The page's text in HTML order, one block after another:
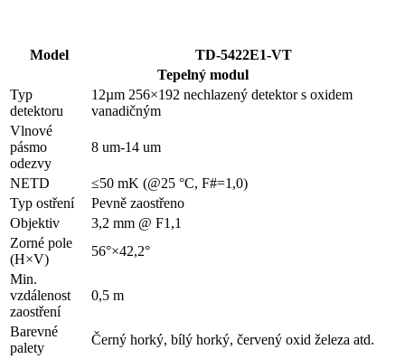
Model
TD-5422E1-VT
Tepelný modul
Typ
detektoru
12µm 256×192 nechlazený detektor s oxidem
vanadičným
Vlnové
pásmo
odezvy
8 um-14 um
NETD
≤50 mK (@25 °C, F#=1,0)
Typ ostření
Pevně zaostřeno
Objektiv
3,2 mm @ F1,1
Zorné pole
(H×V)
56°×42,2°
Min.
vzdálenost
zaostření
0,5 m
Barevné
palety
Černý horký, bílý horký, červený oxid železa atd.